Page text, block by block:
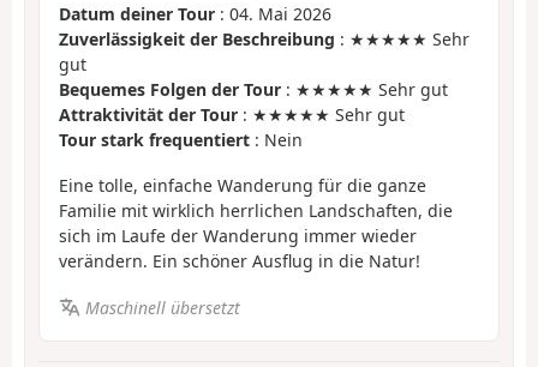
Datum deiner Tour : 04. Mai 2026
Zuverlässigkeit der Beschreibung : ★★★★★ Sehr
gut
Bequemes Folgen der Tour : ★★★★★ Sehr gut
Attraktivität der Tour : ★★★★★ Sehr gut
Tour stark frequentiert : Nein
Eine tolle, einfache Wanderung für die ganze
Familie mit wirklich herrlichen Landschaften, die
sich im Laufe der Wanderung immer wieder
verändern. Ein schöner Ausflug in die Natur!
Maschinell übersetzt